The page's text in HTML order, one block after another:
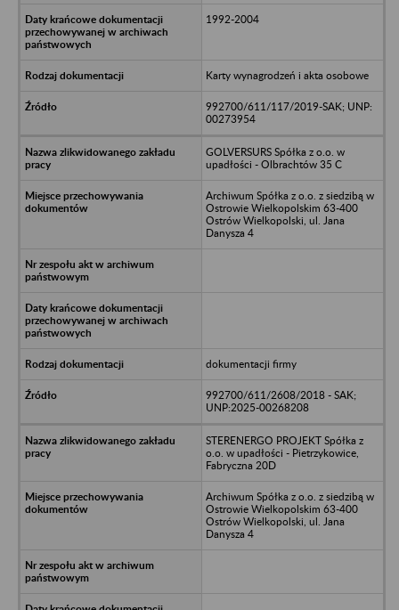
1992-2004
Karty wynagrodzeń i akta osobowe
992700/611/117/2019-SAK; UNP:
00273954
GOLVERSURS Spółka z o.o. w
upadłości - Olbrachtów 35 C
Archiwum Spółka z o.o. z siedzibą w
Ostrowie Wielkopolskim 63-400
Ostrów Wielkopolski, ul. Jana
Danysza 4
dokumentacji firmy
992700/611/2608/2018 - SAK;
UNP:2025-00268208
STERENERGO PROJEKT Spółka z
o.o. w upadłości - Pietrzykowice,
Fabryczna 20D
Archiwum Spółka z o.o. z siedzibą w
Ostrowie Wielkopolskim 63-400
Ostrów Wielkopolski, ul. Jana
Danysza 4